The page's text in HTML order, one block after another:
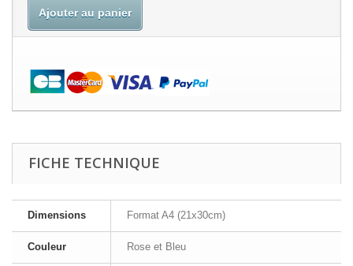
Ajouter au panier
FICHE TECHNIQUE
Dimensions Format A4 (21x30cm)
Couleur Rose et Bleu